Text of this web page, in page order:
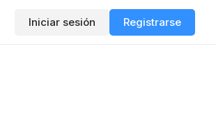
Iniciar sesión Registrarse